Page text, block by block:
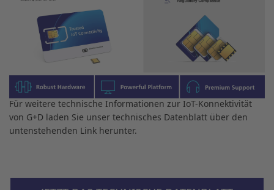
Entdecken Sie die technischen
Details unserer IoT-Konnektivität
Für weitere technische Informationen zur IoT-Konnektivität
von G+D laden Sie unser technisches Datenblatt über den
untenstehenden Link herunter.